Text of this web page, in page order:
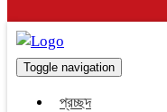
Toggle navigation
প্রচ্ছদ